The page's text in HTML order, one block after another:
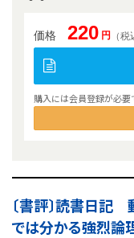
価格 220 円 （税
購入には会員登録が必要
〔書評〕読書日記
では分かる強烈論